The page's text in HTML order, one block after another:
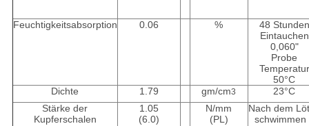
Feuchtigkeitsabsorption 0.06 %
48 Stunden
Eintauchen
0,060"
Probe
Temperatur
50°C
Dichte
1.79 gm/cm3
23°C
Stärke der
Kupferschalen
1.05
(6.0)
N/mm
(PL)
Nach dem
schwimmen